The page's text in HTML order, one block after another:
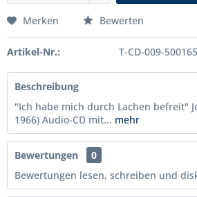
Merken Bewerten
Artikel-Nr.: T-CD-009-500165
Beschreibung
"Ich habe mich durch Lachen befreit"
1966) Audio-CD mit... mehr
Bewertungen
0
Bewertungen lesen, schreiben und